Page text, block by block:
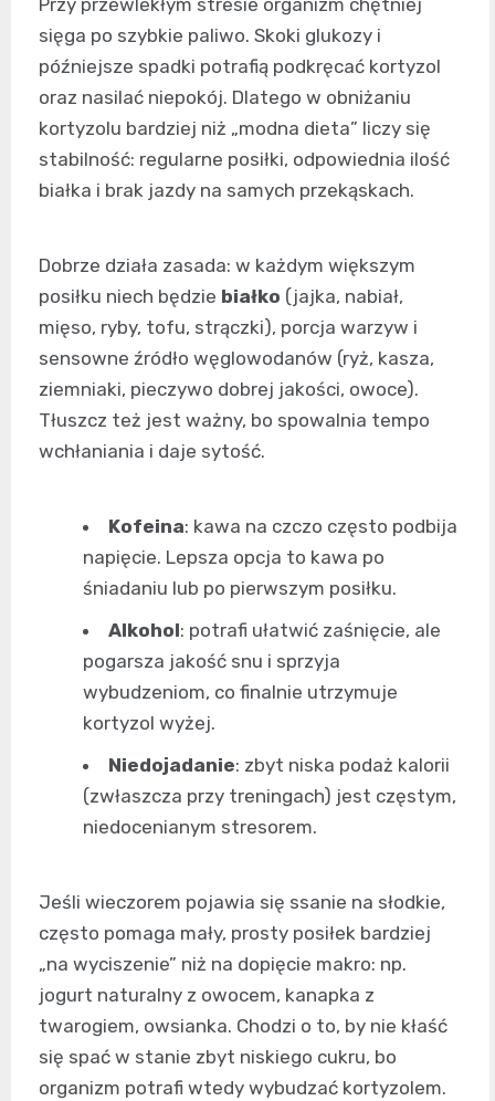
Przy przewlekłym stresie organizm chętniej
sięga po szybkie paliwo. Skoki glukozy i
późniejsze spadki potrafią podkręcać kortyzol
oraz nasilać niepokój. Dlatego w obniżaniu
kortyzolu bardziej niż „modna dieta” liczy się
stabilność: regularne posiłki, odpowiednia ilość
białka i brak jazdy na samych przekąskach.
Dobrze działa zasada: w każdym większym
posiłku niech będzie białko (jajka, nabiał,
mięso, ryby, tofu, strączki), porcja warzyw i
sensowne źródło węglowodanów (ryż, kasza,
ziemniaki, pieczywo dobrej jakości, owoce).
Tłuszcz też jest ważny, bo spowalnia tempo
wchłaniania i daje sytość.
Kofeina: kawa na czczo często podbija
napięcie. Lepsza opcja to kawa po
śniadaniu lub po pierwszym posiłku.
Alkohol: potrafi ułatwić zaśnięcie, ale
pogarsza jakość snu i sprzyja
wybudzeniom, co finalnie utrzymuje
kortyzol wyżej.
Niedojadanie: zbyt niska podaż kalorii
(zwłaszcza przy treningach) jest częstym,
niedocenianym stresorem.
Jeśli wieczorem pojawia się ssanie na słodkie,
często pomaga mały, prosty posiłek bardziej
„na wyciszenie” niż na dopięcie makro: np.
jogurt naturalny z owocem, kanapka z
twarogiem, owsianka. Chodzi o to, by nie kłaść
się spać w stanie zbyt niskiego cukru, bo
organizm potrafi wtedy wybudzać kortyzolem.